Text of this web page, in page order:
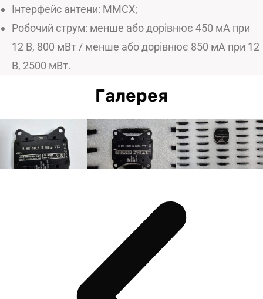
Інтерфейс антени: MMCX;
Робочий струм: менше або дорівнює 450 мА при
12 В, 800 мВт / менше або дорівнює 850 мА при 12
В, 2500 мВт.
Галерея